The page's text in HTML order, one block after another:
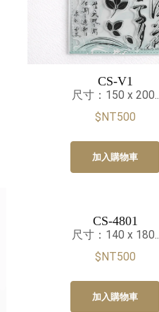
CS-V1
尺寸：150 x 200..
$NT500
加入購物車
CS-4801
尺寸：140 x 180..
$NT500
加入購物車